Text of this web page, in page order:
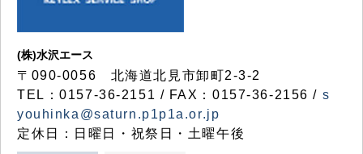
(株)水沢エース
〒090-0056 北海道北見市卸町2-3-2
TEL：0157-36-2151 / FAX：0157-36-2156 / s
youhinka@saturn.p1p1a.or.jp
定休日：日曜日・祝祭日・土曜午後